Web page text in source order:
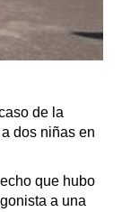
de la
dos niñas en
que hubo
a una